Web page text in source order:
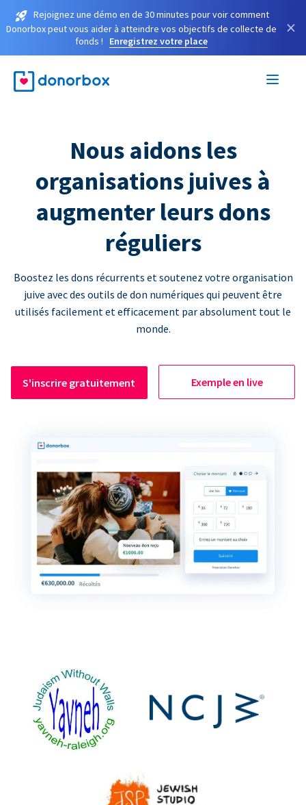
Rejoignez une démo en de 30 minutes pour voir comment
Donorbox peut vous aider à atteindre vos objectifs de collecte de
fonds !
Enregistrez votre place
×
Nous aidons les
organisations juives à
augmenter leurs dons
réguliers
Boostez les dons récurrents et soutenez votre organisation
juive avec des outils de don numériques qui peuvent être
utilisés facilement et efficacement par absolument tout le
monde.
S'inscrire gratuitement Exemple en live